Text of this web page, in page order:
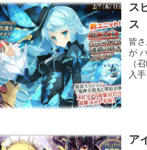
ス
ス
皆
が
（
入
ア